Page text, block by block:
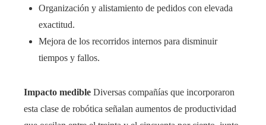
Organización y alistamiento de pedidos con elevada
exactitud.
Mejora de los recorridos internos para disminuir
tiempos y fallos.
Impacto medible Diversas compañías que incorporaron
esta clase de robótica señalan aumentos de productividad